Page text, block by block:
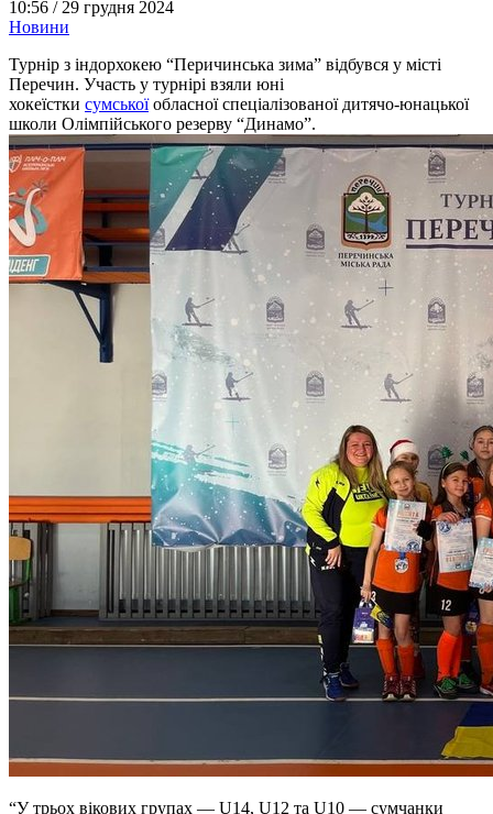
10:56 / 29 грудня 2024
Новини
Турнір з індорхокею “Перичинська зима” відбувся у місті
Перечин. Участь у турнірі взяли юні
хокеїстки сумськоїобласної спеціалізованої дитячо-юнацької
школи Олімпійського резерву “Динамо”.
“У трьох вікових групах — U14, U12 та U10 — сумчанки